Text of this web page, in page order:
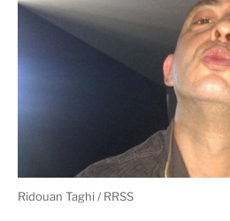
Ridouan Taghi / RRSS